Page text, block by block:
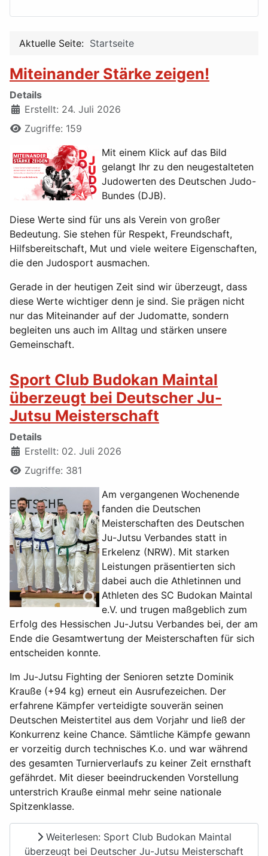
Aktuelle Seite: Startseite
Miteinander Stärke zeigen!
Details
Erstellt: 24. Juli 2026
Zugriffe: 159
Mit einem Klick auf das Bild
gelangt Ihr zu den neugestalteten
Judowerten des Deutschen Judo-
Bundes (DJB).
Diese Werte sind für uns als Verein von großer
Bedeutung. Sie stehen für Respekt, Freundschaft,
Hilfsbereitschaft, Mut und viele weitere Eigenschaften,
die den Judosport ausmachen.
Gerade in der heutigen Zeit sind wir überzeugt, dass
diese Werte wichtiger denn je sind. Sie prägen nicht
nur das Miteinander auf der Judomatte, sondern
begleiten uns auch im Alltag und stärken unsere
Gemeinschaft.
Sport Club Budokan Maintal
überzeugt bei Deutscher Ju-
Jutsu Meisterschaft
Details
Erstellt: 02. Juli 2026
Zugriffe: 381
Am vergangenen Wochenende
fanden die Deutschen
Meisterschaften des Deutschen
Ju-Jutsu Verbandes statt in
Erkelenz (NRW). Mit starken
Leistungen präsentierten sich
dabei auch die Athletinnen und
Athleten des SC Budokan Maintal
e.V. und trugen maßgeblich zum
Erfolg des Hessischen Ju-Jutsu Verbandes bei, der am
Ende die Gesamtwertung der Meisterschaften für sich
entscheiden konnte.
Im Ju-Jutsu Fighting der Senioren setzte Dominik
Krauße (+94 kg) erneut ein Ausrufezeichen. Der
erfahrene Kämpfer verteidigte souverän seinen
Deutschen Meistertitel aus dem Vorjahr und ließ der
Konkurrenz keine Chance. Sämtliche Kämpfe gewann
er vorzeitig durch technisches K.o. und war während
des gesamten Turnierverlaufs zu keiner Zeit ernsthaft
gefährdet. Mit dieser beeindruckenden Vorstellung
unterstrich Krauße einmal mehr seine nationale
Spitzenklasse.
Weiterlesen: Sport Club Budokan Maintal
überzeugt bei Deutscher Ju-Jutsu Meisterschaft